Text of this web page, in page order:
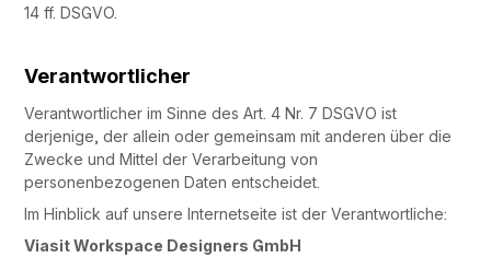
14 ff. DSGVO.
Verantwortlicher
Verantwortlicher im Sinne des Art. 4 Nr. 7 DSGVO ist
derjenige, der allein oder gemeinsam mit anderen über die
Zwecke und Mittel der Verarbeitung von
personenbezogenen Daten entscheidet.
Im Hinblick auf unsere Internetseite ist der Verantwortliche:
Viasit Workspace Designers GmbH